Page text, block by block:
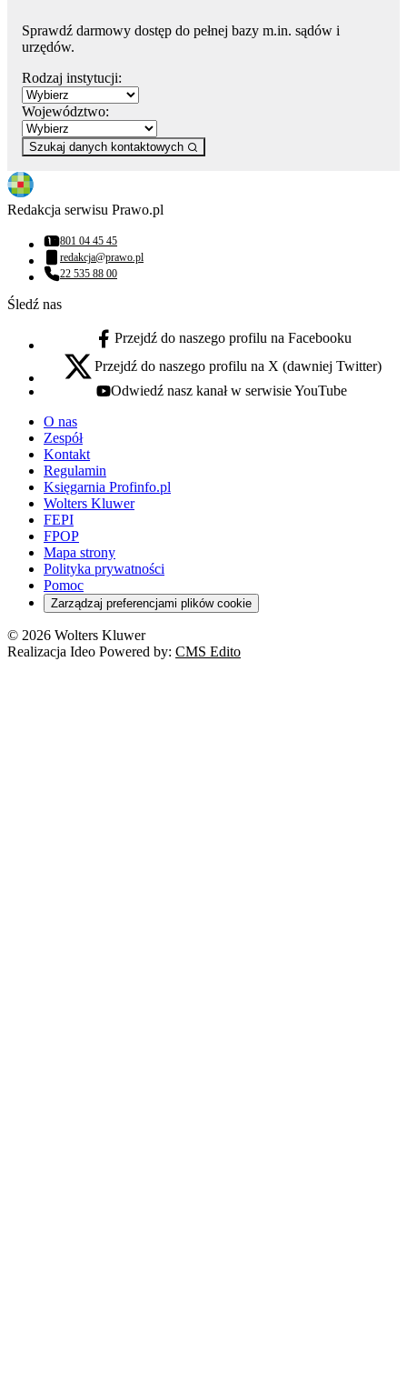
Sprawdź darmowy dostęp do pełnej bazy m.in. sądów i
urzędów.
Rodzaj instytucji:
Województwo:
Szukaj danych kontaktowych
Redakcja serwisu Prawo.pl
Numer telefonu:
801 04 45 45
Adres email:
redakcja@prawo.pl
Numer telefonu:
22 535 88 00
Śledź nas
facebook - otwiera się w nowej karcie
Przejdź do naszego profilu na Facebooku
x - otwiera się w nowej karcie
Przejdź do naszego profilu na X (dawniej Twitter)
youtube - otwiera się w nowej karcie
Odwiedź nasz kanał w serwisie YouTube
O nas
Zespół
Kontakt
Regulamin
Księgarnia Profinfo.pl
Wolters Kluwer
FEPI
FPOP
Mapa strony
Polityka prywatności
Pomoc
Zarządzaj preferencjami plików cookie
© 2026 Wolters Kluwer
Realizacja Ideo Powered by: CMS Edito